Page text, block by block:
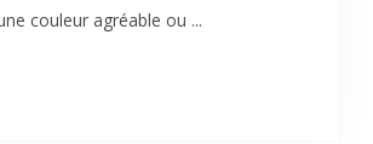
couleur agréable ou ...